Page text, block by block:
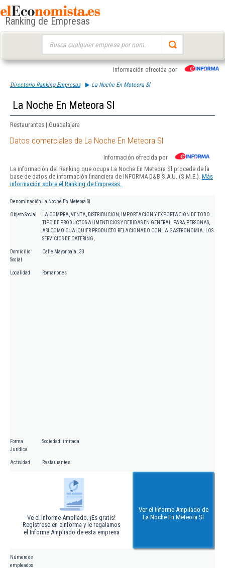
Ranking de Empresas
Información ofrecida por
Directorio Ranking Empresas La Noche En Meteora Sl
La Noche En Meteora Sl
Restaurantes | Guadalajara
Datos comerciales de La Noche En Meteora Sl
Información ofrecida por
La información del Ranking que ocupa La Noche En Meteora Sl procede de la
base de datos de información financiera de INFORMA D&B S.A.U. (S.M.E.). Más
información sobre el Ranking de Empresas.
Denominación La Noche En Meteora Sl
Objeto Social
LA COMPRA, VENTA, DISTRIBUCION, IMPORTACION Y EXPORTACION DE TODO
TIPO DE PRODUCTOS ALIMENTICIOS Y BEBIDAS EN GENERAL, PARA PERSONAS,
ASI COMO CUALQUIER PRODUCTO RELACIONADO CON LA GASTRONOMIA. LOS
SERVICIOS DE CATERING,
Domicilio
Social
Calle Mayor baja , 33
Localidad Romanones
Forma
Jurídica
Sociedad limitada
Actividad Restaurantes
Ve el Informe Ampliado. ¡Es gratis!
Regístrese en eInforma y le regalamos
el Informe Ampliado de esta empresa
Ver el Informe Ampliado de
La Noche En Meteora Sl
Número de
empleados